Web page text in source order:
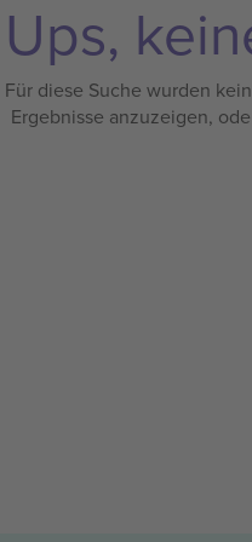
Ups,
Für diese Suche wurden
Ergebnisse anzuzeigen,